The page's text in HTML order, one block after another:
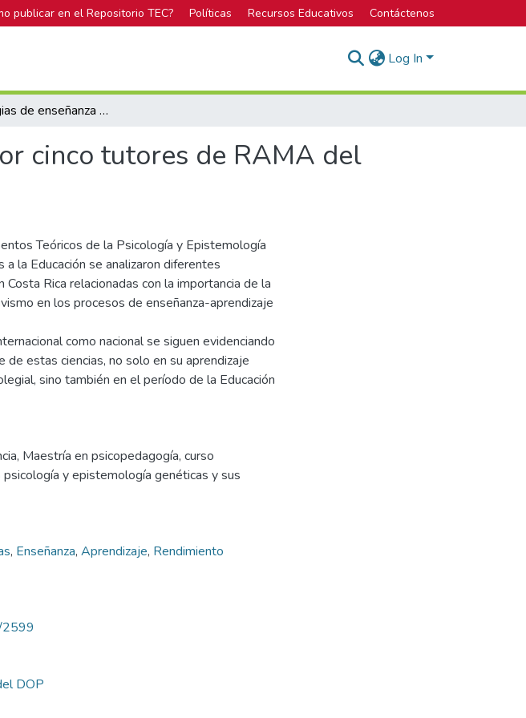
publicar en el Repositorio TEC? Políticas Recursos Educativos Contáctenos
Log In
Estrategias de enseñanza utilizadas por cinco tutores de RAMA del Instituto Tecnológico de Costa Rica.
cinco tutores de RAMA del
Teóricos de la Psicología y Epistemología
la Educación se analizaron diferentes
Rica relacionadas con la importancia de la
en los procesos de enseñanza-aprendizaje
como nacional se siguen evidenciando
estas ciencias, no solo en su aprendizaje
sino también en el período de la Educación
Maestría en psicopedagogía, curso
y epistemología genéticas y sus
, Enseñanza, Aprendizaje, Rendimiento
2599
DOP